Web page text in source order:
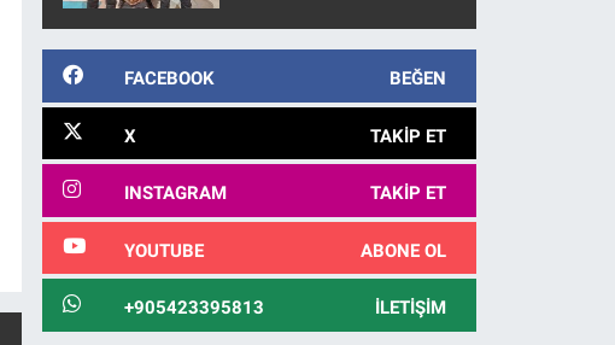
10 yıl sonra yakalandı
FACEBOOK BEĞEN
X TAKIP ET
INSTAGRAM TAKIP ET
YOUTUBE ABONE OL
+905423395813 İLETIŞIM